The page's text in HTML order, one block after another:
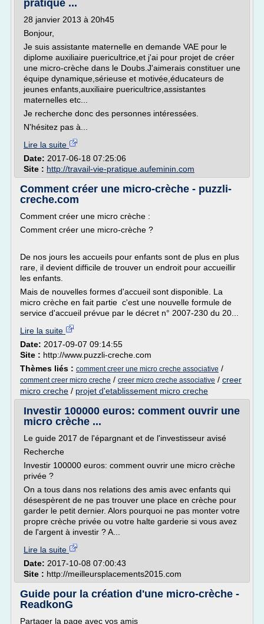
pratique ...
28 janvier 2013 à 20h45
Bonjour,
Je suis assistante maternelle en demande VAE pour le
diplome auxiliaire puericultrice,et j'ai pour projet de créer
une micro-crèche dans le Doubs.J'aimerais constituer une
équipe dynamique,sérieuse et motivée,éducateurs de
jeunes enfants,auxiliaire puericultrice,assistantes
maternelles etc...
Je recherche donc des personnes intéressées.
N'hésitez pas à...
Lire la suite
Date: 2017-06-18 07:25:06
Site : http://travail-vie-pratique.aufeminin.com
Comment créer une micro-crèche - puzzli-
creche.com
Comment créer une micro crèche :
Comment créer une micro-crèche ?
De nos jours les accueils pour enfants sont de plus en plus
rare, il devient difficile de trouver un endroit pour accueillir
les enfants.
Mais de nouvelles formes d'accueil sont disponible. La
micro crèche en fait partie c'est une nouvelle formule de
service d'accueil prévue par le décret n° 2007-230 du 20...
Lire la suite
Date: 2017-09-07 09:14:55
Site : http://www.puzzli-creche.com
Thèmes liés : comment creer une micro creche associative /
comment creer micro creche / creer micro creche associative / creer
micro creche / projet d'etablissement micro creche
Investir 100000 euros: comment ouvrir une
micro crèche ...
Le guide 2017 de l'épargnant et de l'investisseur avisé
Recherche
Investir 100000 euros: comment ouvrir une micro crèche
privée ?
On a tous dans nos relations des amis avec enfants qui
désespèrent de ne pas trouver une place en crèche pour
garder le petit dernier. Alors pourquoi ne pas monter votre
propre crèche privée ou votre halte garderie si vous avez
de l'argent à investir ? A...
Lire la suite
Date: 2017-10-08 07:00:43
Site : http://meilleursplacements2015.com
Guide pour la création d'une micro-crèche -
ReadkonG
Partager la page avec vos amis